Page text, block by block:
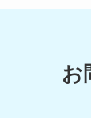
お